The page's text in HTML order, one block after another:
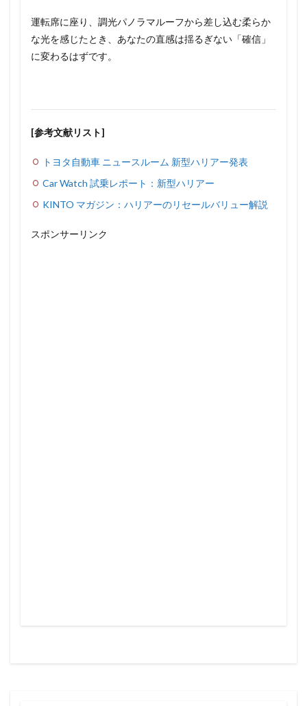
運転席に座り、調光パノラマルーフから差し込む柔らか
な光を感じたとき、あなたの直感は揺るぎない「確信」
に変わるはずです。
[参考文献リスト]
トヨタ自動車 ニュースルーム 新型ハリアー発表
Car Watch 試乗レポート：新型ハリアー
KINTO マガジン：ハリアーのリセールバリュー解説
スポンサーリンク